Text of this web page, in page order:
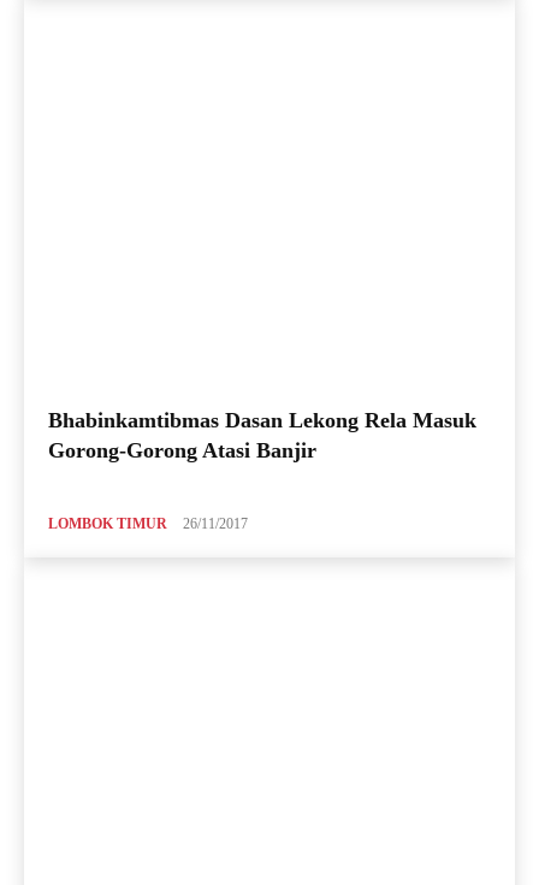
Bhabinkamtibmas Dasan Lekong Rela Masuk
Gorong-Gorong Atasi Banjir
LOMBOK TIMUR 26/11/2017